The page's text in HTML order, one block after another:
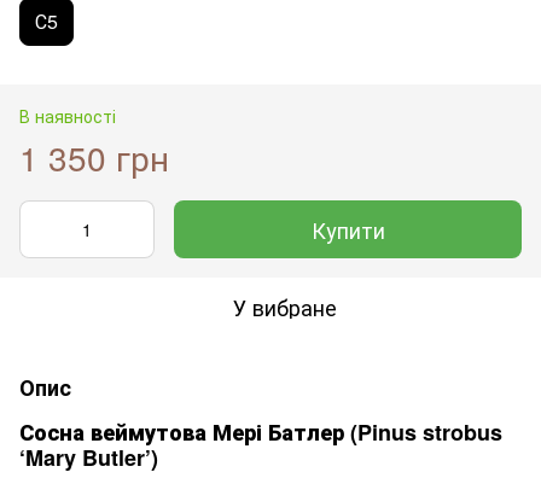
С5
В наявності
1 350 грн
Купити
У вибране
Опис
Сосна веймутова Мері Батлер (Pinus strobus
‘Mary Butler’)